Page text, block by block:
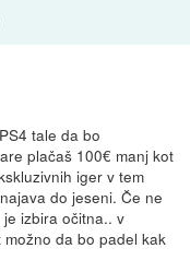
tale da bo
plačaš 100€ manj kot
iger v tem
do jeseni. Če ne
izbira očitna.. v
da bo padel kak